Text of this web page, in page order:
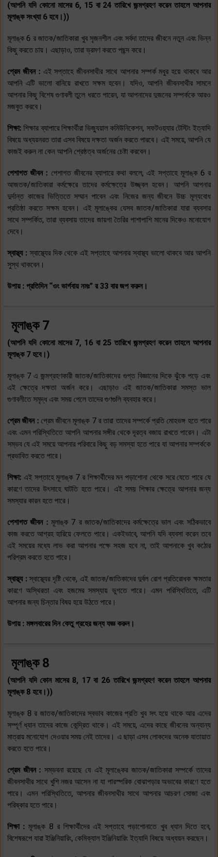
(আপনি যদি কোনো মাসের 6, 15 বা 24 তারিখে জন্মগ্রহণ করেন তাহলে আপনার
মূলাঙ্ক সংখ্যা 6 হবে।))
মূলাঙ্ক 6 র জাতক/জাতিকারা খুব সৃজনশীল এবং সর্বদা তাদের জীবনে নতুন এবং ভিন্ন
কিছু করতে চায়। এছাড়াও, তারা ভ্রমণ করতে পছন্দ করে।
প্রেম জীবন : এই সপ্তাহে জীবনসাথীর সাথে আপনার সম্পর্ক মধুর হয়ে থাকবে আর
আপনি এটি ভালো বানিয়ে রাখতে সক্ষম হবেন। যদিও, আপনি জীবনসাথীর সামনে
আপনার কিছু বিশেষ গুণাবলী তুলে ধরতে পারেন, যা আপনাদের দুজনের সম্পর্ককে আরও
মজবুত করবে।
শিক্ষা:শিক্ষার ব্যাপারে শিক্ষার্থীরা ভিজ্যুয়াল কমিউনিকেশন, সফটওয়্যার টেস্টিং ইত্যাদি
বিষয়ে অধ্যয়নরত তারা এসব বিষয়ে দক্ষতা অর্জন করতে পারবে। এই সময়ে, আপনি যে
কাজই করুন না কেন আপনি শ্রেষ্ঠত্ব অর্জনের চেষ্টা করবেন।
পেশাগত জীবন : পেশাগত জীবনের ব্যাপারে কথা বললে, এই সপ্তাহে মূলাঙ্ক 6 র
আজতক/জাতিকারা কর্মক্ষেরে তাদের কর্মক্ষেত্রে উজ্জ্বল হবেন। আপনি আপনার
দুর্দান্ত কাজের ভিত্তিতে সম্মান পাবেন এবং নিজের জন্য জীবনে উচ্চ মূল্যবোধ
প্রতিষ্ঠা করতে সক্ষম হবেন। এই মূলাঙ্কের যেসব জাতক/জাতিকারা যারা ব্যবসার
সাথে সম্পর্কিত, তারা ব্যবসায় তাদের জায়গা তৈরির পাশাপাশি মানের দিকেও মনোযোগ
দেবে।
স্বাস্থ্য : স্বাস্থ্যের দিক থেকে এই সপ্তাহে আপনার স্বাস্থ্য ভালো থাকবে আর আপনি
সুস্থ থাকবেন।
উপায় : প্রতিদিন “ওং ভার্গবায় নমঃ” র 33 বার জপ করুন।
মূলাঙ্ক 7
(আপনি যদি কোনো মাসের 7, 16 বা 25 তারিখে জন্মগ্রহণ করেন তাহলে আপনার
মূলাঙ্ক 7 হবে।)
মূলাঙ্ক 7 এ জন্মগ্রহণকারী জাতক/জাতিকাদের গুপ্ত বিজ্ঞানের দিকে ঝুঁকে পড়ে এবং
এই ক্ষেত্রে দক্ষতা অর্জন করে। এছাড়াও এই জাতক/জাতিকারা সমস্ত ভাল
গুণাবলীতে সমৃদ্ধ এবং সময় পেলে তাদের গুণগুলি ব্যবহার করে।
প্রেম জীবন : প্রেম জীবনে মূলাঙ্ক 7 র তারা তাদের সম্পর্কে প্রতি মোহভঙ্গ হতে পারে
এবং এমন পরিস্থিতিতে আপনি আপনার সঙ্গীর থেকে দূরত্ব বজায় রাখতে পারেন। এটা
সম্ভব যে এই সময়ে আপনার পরিবারে কিছু বড় সমস্যা হতে পারে যা আপনার সম্পর্ককে
প্রভাবিত করতে পারে।
শিক্ষা: এই সপ্তাহে মূলাঙ্ক 7 র শিক্ষার্থীদের মন পড়াশোনা থেকে সরে যেতে পারে যে
কারণে তাদের উৎসাহে ঘাটতি হতে পারে। এই সময় শিক্ষার ক্ষেত্রে আপনার জন্য
সমস্যার কারন হতে পারে।
পেশাগত জীবন : মূলাঙ্ক 7 র জাতক/জাতিকাদের কর্মক্ষেত্রে ভাল এবং সঠিকভাবে
কাজ করতে আগ্রহ হারিয়ে ফেলতে পারে। একইভাবে, আপনি যদি ব্যবসা করেন তবে
এই সময়ের মধ্যে লাভ করা আপনার পক্ষে সহজ হবে না, তাই আপনাকে খুব কঠোর
পরিশ্রম করতে হতে পারে।
স্বাস্থ্য :স্বাস্থ্যের দৃষ্টি থেকে, এই জাতক/জাতিকাদের দুর্বল রোগ প্রতিরোধক ক্ষমতার
কারণে অস্থিরতা এবং হজমের সমস্যায় ভুগতে পারে। এমন পরিস্থিতিতে, এটি
আপনার জন্য চিন্তার বিষয় হয়ে উঠতে পারে।
উপায় : মঙ্গলবারের দিন কেতু গ্রহের জন্য যজ্ঞ করুন।
মূলাঙ্ক 8
(আপনি যদি কোন মাসের 8, 17 বা 26 তারিখে জন্মগ্রহণ করেন তাহলে আপনার
মূলাঙ্ক 8 হবে।))
মূলাঙ্ক 8 র জাতক/জাতিকাদের স্বভাব কাজের প্রতি খুব সৎ হয়ে থাকে আর এদের
সম্পূর্ণ ধ্যান তাদের কাজে কেন্দ্রিত থাকে। এই সময়ে, এদের কাছে জীবনের অন্যান্য
মাত্রায় মনোযোগ দেওয়ার সময় নেই তাদের। এ ছাড়া এসব লোকদের অনেক যাতায়াত
করতে হতে পারে।
প্রেম জীবন : সম্ভবনা রয়েছে যে এই মূলাঙ্কের জাতক/জাতিকারা সম্পর্কে তাদের
জীবনসাথীর সাথে খুশি নজর আসেন না যা পারস্পরিক বোঝাপড়ার অভাবের কারণে হতে
পারে। এমন পরিস্থিতিতে, আপনার জীবনসাথীর সাথে আপনার আচরণ সোজা এবং
পরিষ্কার হতে পারে।
শিক্ষা :মূলাঙ্ক 8 র শিক্ষার্থীদের এই সপ্তাহে পড়াশোনাতে খুব ধ্যান দিতে হবে,
বিশেষরূপে যারা ইঞ্জিনিয়ারিং, কেমিক্যাল ইঞ্জিনিয়ারিং ইত্যাদি বিষয়ে অধ্যয়ন করছেন।